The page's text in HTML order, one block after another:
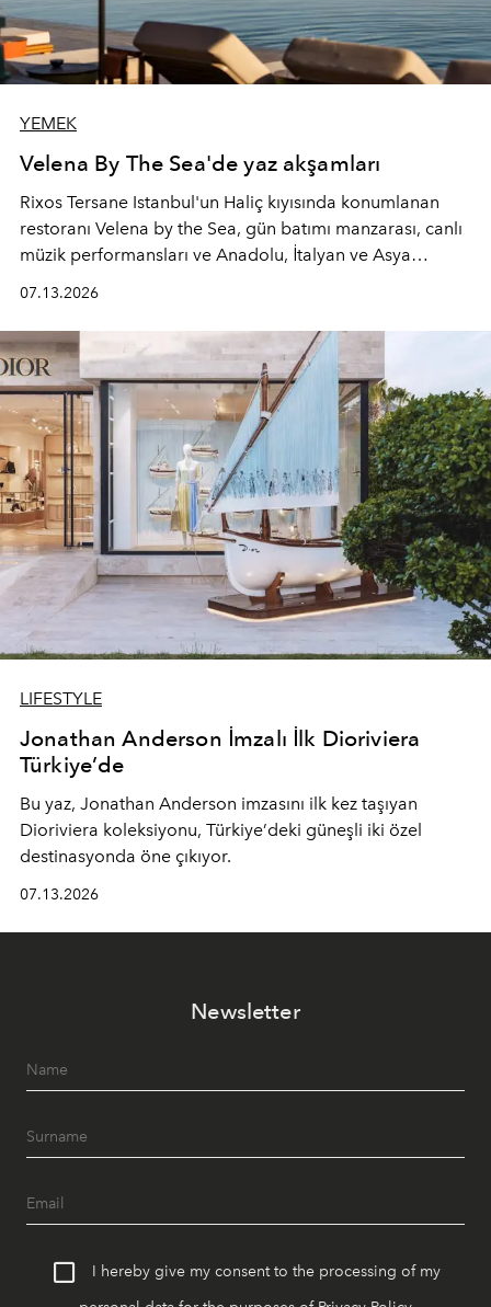
YEMEK
Velena By The Sea'de yaz akşamları
Rixos Tersane Istanbul'un Haliç kıyısında konumlanan
restoranı Velena by the Sea, gün batımı manzarası, canlı
müzik performansları ve Anadolu, İtalyan ve Asya
devam ediyor.
07.13.2026
LIFESTYLE
Jonathan Anderson İmzalı İlk Dioriviera
Türkiye’de
Bu yaz, Jonathan Anderson imzasını ilk kez taşıyan
Dioriviera koleksiyonu, Türkiye’deki güneşli iki özel
destinasyonda öne çıkıyor.
07.13.2026
Newsletter
I hereby give my consent to the processing of my